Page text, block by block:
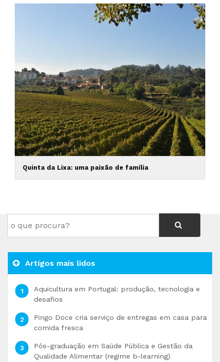
Quinta da Lixa: uma paixão de família
Artigos mais lidos
Aquicultura em Portugal: produção, tecnologia e
desafios
Pingo Doce cria serviço de entregas em casa para
comida fresca
Pós-graduação em Saúde Pública e Gestão da
Qualidade Alimentar (regime b-learning)